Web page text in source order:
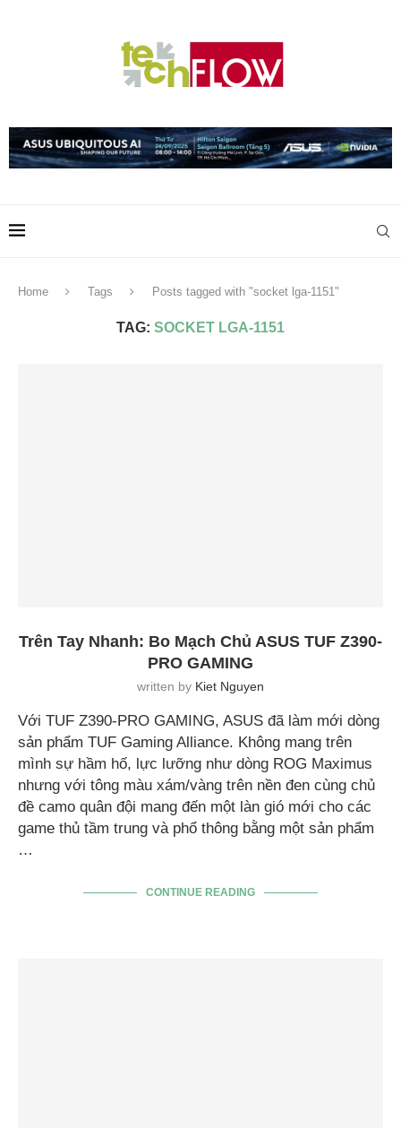
Home Tags Posts tagged with "socket lga-1151"
TAG: SOCKET LGA-1151
Trên Tay Nhanh: Bo Mạch Chủ ASUS TUF Z390-
PRO GAMING
written by Kiet Nguyen
Với TUF Z390-PRO GAMING, ASUS đã làm mới dòng
sản phẩm TUF Gaming Alliance. Không mang trên
mình sự hầm hố, lực lưỡng như dòng ROG Maximus
nhưng với tông màu xám/vàng trên nền đen cùng chủ
đề camo quân đội mang đến một làn gió mới cho các
game thủ tầm trung và phổ thông bằng một sản phẩm
…
CONTINUE READING